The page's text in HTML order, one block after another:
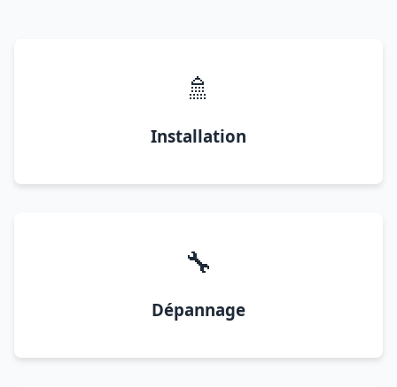
🚿
Installation
🔧
Dépannage